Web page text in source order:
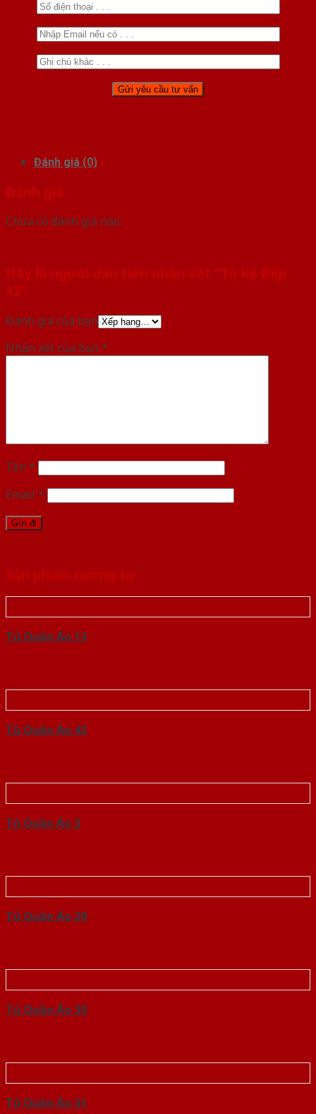
Đánh giá (0)
Đánh giá
Chưa có đánh giá nào.
Hãy là người đầu tiên nhận xét “Tủ Kệ Bếp
12”
Đánh giá của bạn
Nhận xét của bạn *
Tên *
Email *
Sản phẩm tương tự
Tủ Quần Áo 13
Tủ Quần Áo 43
Tủ Quần Áo 3
Tủ Quần Áo 29
Tủ Quần Áo 30
Tủ Quần Áo 31